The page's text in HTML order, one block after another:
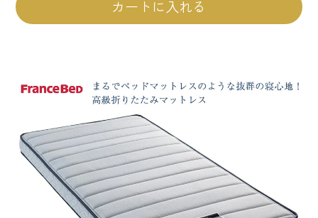
カートに入れる